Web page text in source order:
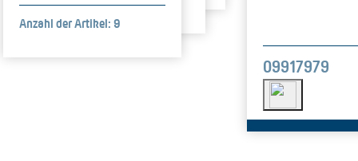
Anzahl der Artikel: 9
09917979